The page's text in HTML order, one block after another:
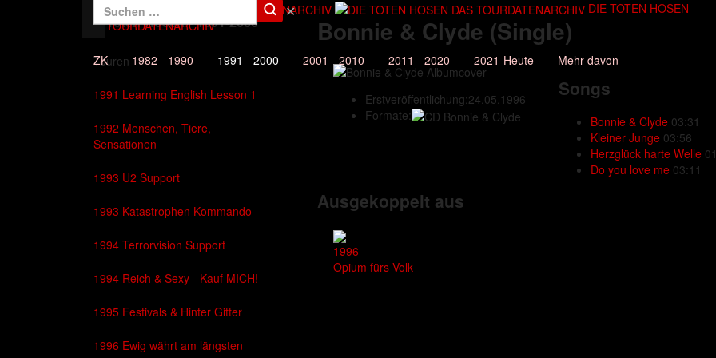
DIE TOTEN HOSEN
DAS TOURDATENARCHIV
✕
ZK 1982 - 1990 1991 - 2000 2001 - 2010 2011 - 2020 2021-Heute Mehr davon
Bonnie & Clyde (Single)
Erstveröffentlichung:24.05.1996
Formate:
Songs
Bonnie & Clyde 03:31
Kleiner Junge 03:56
Herzglück harte Welle
Do you love me 03:11
Ausgekoppelt aus
1996
Opium fürs Volk
Die Toten Hosen - 1991-2000
Touren
1991 Learning English Lesson 1
1992 Menschen, Tiere,
Sensationen
1993 U2 Support
1993 Katastrophen Kommando
1994 Terrorvision Support
1994 Reich & Sexy - Kauf MICH!
1995 Festivals & Hinter Gitter
1996 Ewig währt am längsten